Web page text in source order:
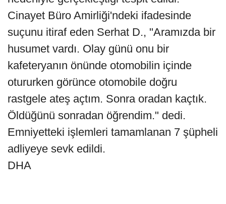
Cinayet Büro Amirliği'ndeki ifadesinde
suçunu itiraf eden Serhat D., "Aramızda bir
husumet vardı. Olay günü onu bir
kafeteryanın önünde otomobilin içinde
otururken görünce otomobile doğru
rastgele ateş açtım. Sonra oradan kaçtık.
Öldüğünü sonradan öğrendim." dedi.
Emniyetteki işlemleri tamamlanan 7 şüpheli
adliyeye sevk edildi.
DHA